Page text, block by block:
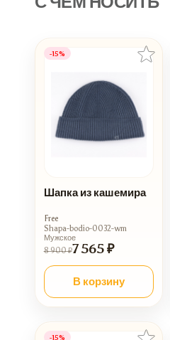
Шапка из кашемира
Free
Shapa-bodio-0032-wm
Мужское
8 900 ₽7 565 ₽
В корзину
-15%
-15%